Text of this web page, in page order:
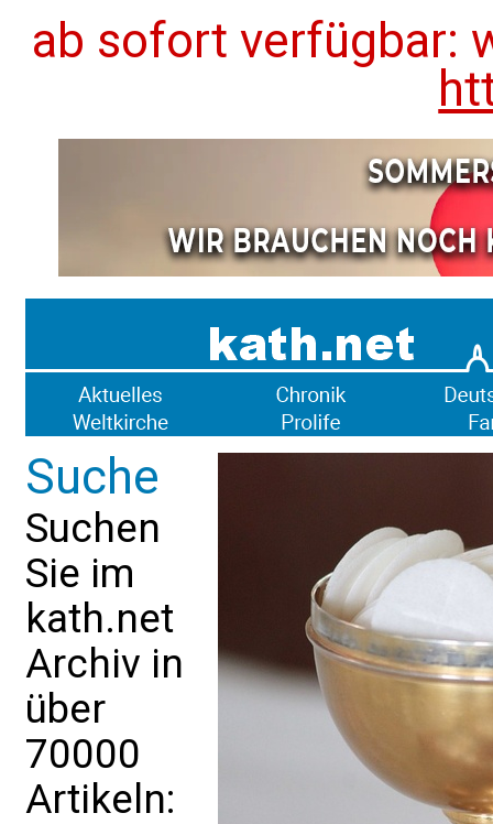
ab sofort verfügbar:
Suche
Suchen
Sie im
kath.net
Archiv in
über
70000
Artikeln: